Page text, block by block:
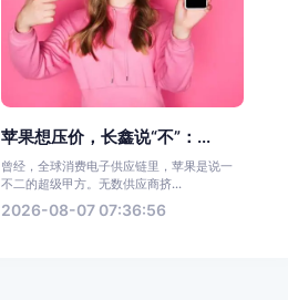
苹果想压价，长鑫说“不”：...
曾经，全球消费电子供应链里，苹果是说一
不二的超级甲方。无数供应商挤...
2026-08-07 07:36:56